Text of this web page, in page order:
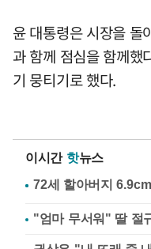
윤 대통령은 시장을 돌
과 함께 점심을 함께했
기 뭉티기로 했다.
이시간 핫뉴스
"엄마 무서워" 딸 절